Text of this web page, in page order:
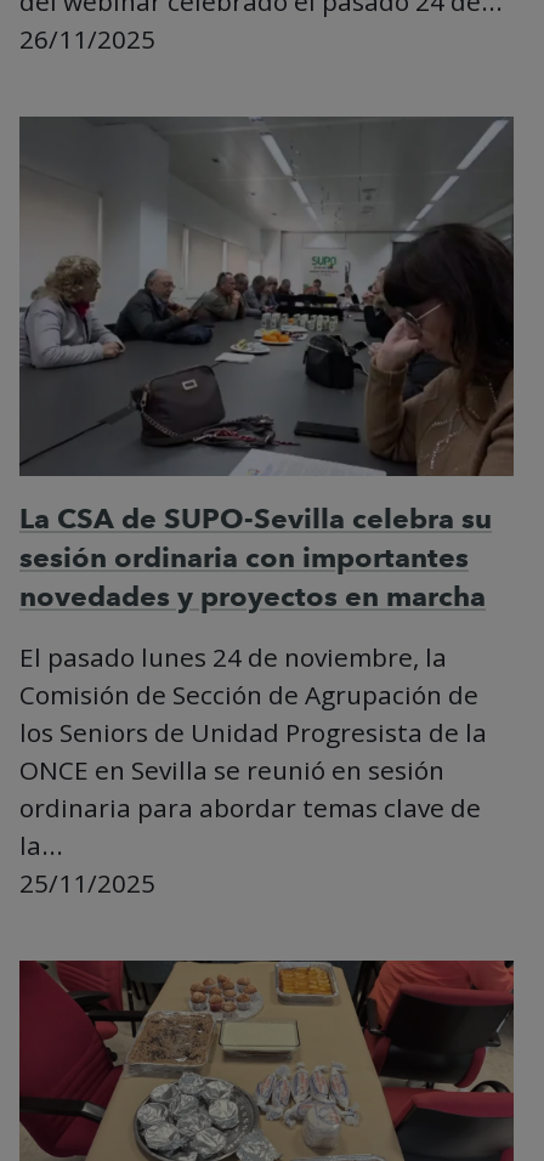
26/11/2025
La CSA de SUPO-Sevilla celebra su
sesión ordinaria con importantes
novedades y proyectos en marcha
El pasado lunes 24 de noviembre, la
Comisión de Sección de Agrupación de
los Seniors de Unidad Progresista de la
ONCE en Sevilla se reunió en sesión
ordinaria para abordar temas clave de
la...
25/11/2025